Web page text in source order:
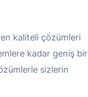
kaliteli çözümleri
kadar geniş bir
sizlerin